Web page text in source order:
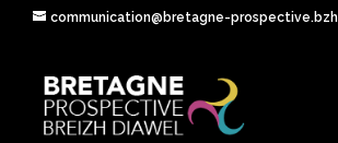
communication@bretagne-prospective.bzh